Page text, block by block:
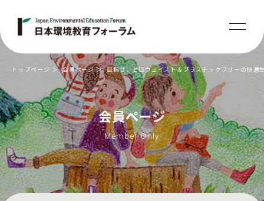
会員ページ
Member Only
トップページ 会員ページ 目指せ、ゼロウェイスト＆プラスチックフリーの快適